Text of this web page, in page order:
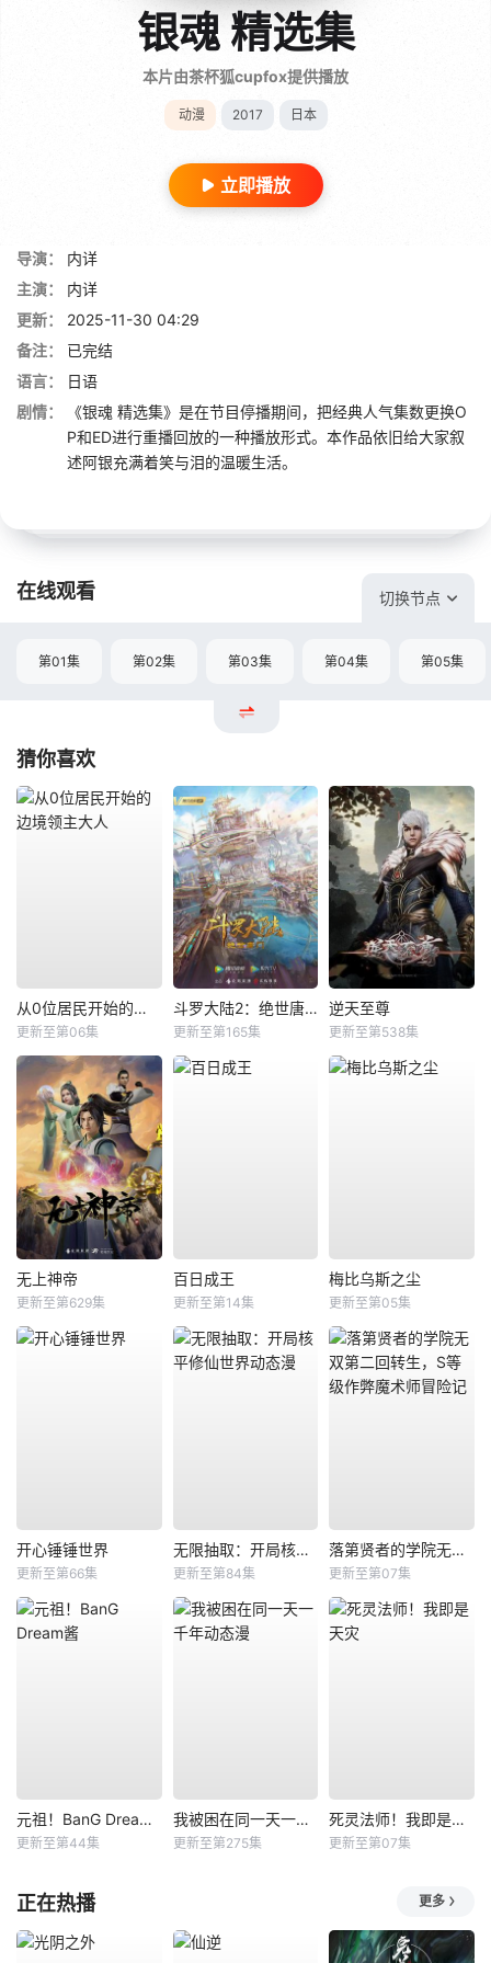
银魂 精选集
本片由茶杯狐cupfox提供播放
动漫 2017 日本
立即播放
导演：
内详
主演：
内详
更新：
2025-11-30 04:29
备注：
已完结
语言：
日语
剧情：
《银魂 精选集》是在节目停播期间，把经典人气集数更换O
P和ED进行重播回放的一种播放形式。本作品依旧给大家叙
述阿银充满着笑与泪的温暖生活。
在线观看 切换节点
第01集 第02集 第03集 第04集 第05集
猜你喜欢
从0位居民开始的边境领主大人
更新至第06集
斗罗大陆2：绝世唐门
更新至第165集
逆天至尊
更新至第538集
无上神帝
更新至第629集
百日成王
更新至第14集
梅比乌斯之尘
更新至第05集
开心锤锤世界
更新至第66集
无限抽取：开局核平修仙世界动态漫
更新至第84集
落第贤者的学院无双第二回转生，S等级作弊魔术师冒险记
更新至第07集
元祖！BanG Dream酱
更新至第44集
我被困在同一天一千年动态漫
更新至第275集
死灵法师！我即是天灾
更新至第07集
正在热播 更多